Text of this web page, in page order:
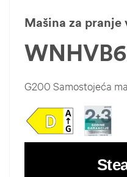
Mašina za pranje
G200 Samostojeća